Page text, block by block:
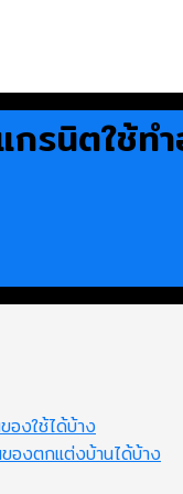
รนิตใช้ทํา
องใช้ได้บ้าง
ของตกแต่งบ้านได้บ้าง